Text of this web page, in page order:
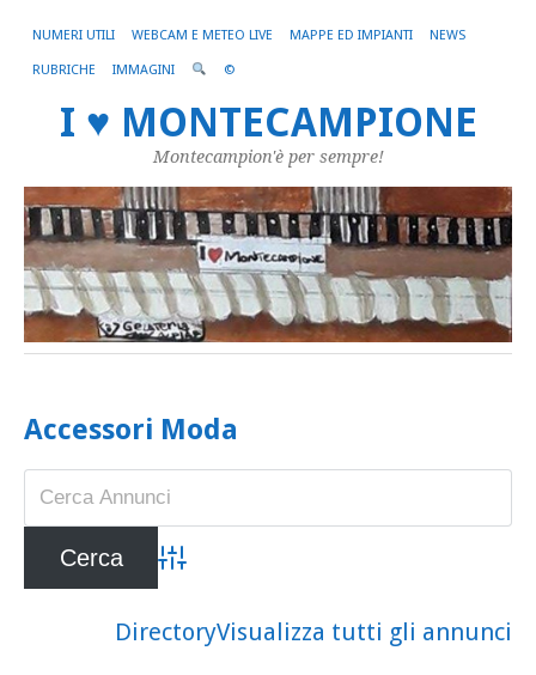
NUMERI UTILI WEBCAM E METEO LIVE MAPPE ED IMPIANTI NEWS
RUBRICHE IMMAGINI ©
I ♥ MONTECAMPIONE
Montecampion'è per sempre!
Accessori Moda
Advanced Search
DirectoryVisualizza tutti gli annunci